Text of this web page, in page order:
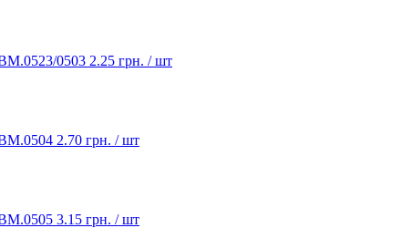
0503 2.25 грн. / шт
2.70 грн. / шт
3.15 грн. / шт